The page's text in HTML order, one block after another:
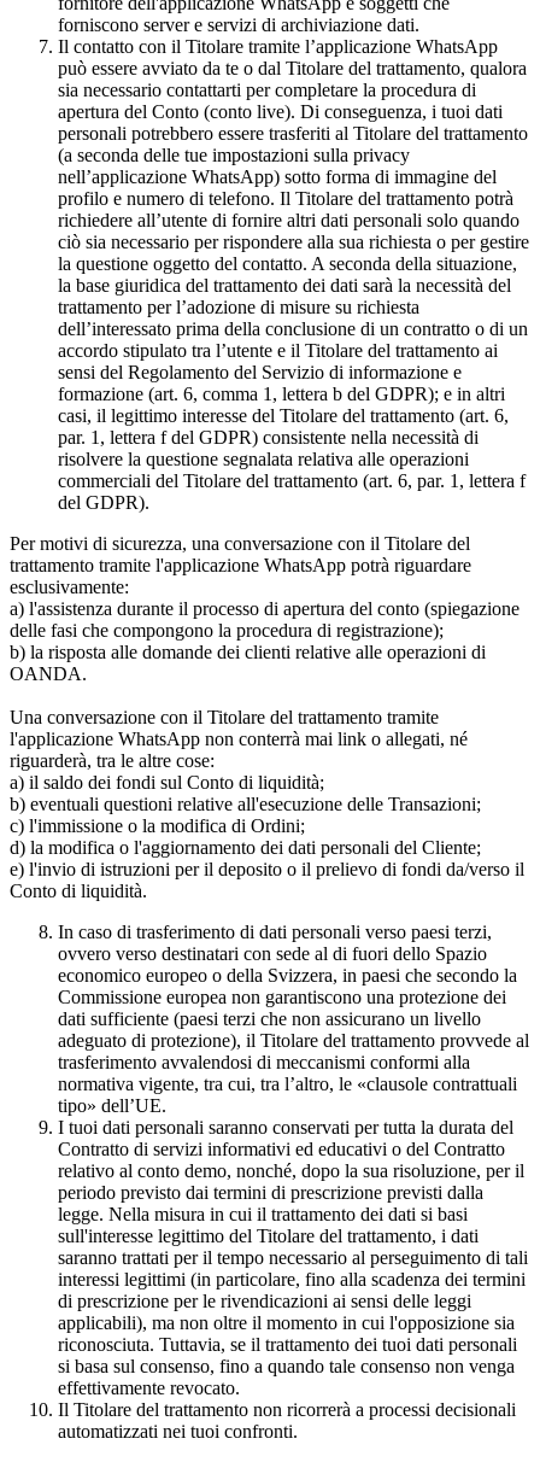
forniscono server e servizi di archiviazione dati.
Il contatto con il Titolare tramite l’applicazione WhatsApp
può essere avviato da te o dal Titolare del trattamento, qualora
sia necessario contattarti per completare la procedura di
apertura del Conto (conto live). Di conseguenza, i tuoi dati
personali potrebbero essere trasferiti al Titolare del trattamento
(a seconda delle tue impostazioni sulla privacy
nell’applicazione WhatsApp) sotto forma di immagine del
profilo e numero di telefono. Il Titolare del trattamento potrà
richiedere all’utente di fornire altri dati personali solo quando
ciò sia necessario per rispondere alla sua richiesta o per gestire
la questione oggetto del contatto. A seconda della situazione,
la base giuridica del trattamento dei dati sarà la necessità del
trattamento per l’adozione di misure su richiesta
dell’interessato prima della conclusione di un contratto o di un
accordo stipulato tra l’utente e il Titolare del trattamento ai
sensi del Regolamento del Servizio di informazione e
formazione (art. 6, comma 1, lettera b del GDPR); e in altri
casi, il legittimo interesse del Titolare del trattamento (art. 6,
par. 1, lettera f del GDPR) consistente nella necessità di
risolvere la questione segnalata relativa alle operazioni
commerciali del Titolare del trattamento (art. 6, par. 1, lettera f
del GDPR).
Per motivi di sicurezza, una conversazione con il Titolare del
trattamento tramite l'applicazione WhatsApp potrà riguardare
esclusivamente:
a) l'assistenza durante il processo di apertura del conto (spiegazione
delle fasi che compongono la procedura di registrazione);
b) la risposta alle domande dei clienti relative alle operazioni di
OANDA.
Una conversazione con il Titolare del trattamento tramite
l'applicazione WhatsApp non conterrà mai link o allegati, né
riguarderà, tra le altre cose:
a) il saldo dei fondi sul Conto di liquidità;
b) eventuali questioni relative all'esecuzione delle Transazioni;
c) l'immissione o la modifica di Ordini;
d) la modifica o l'aggiornamento dei dati personali del Cliente;
e) l'invio di istruzioni per il deposito o il prelievo di fondi da/verso il
Conto di liquidità.
In caso di trasferimento di dati personali verso paesi terzi,
ovvero verso destinatari con sede al di fuori dello Spazio
economico europeo o della Svizzera, in paesi che secondo la
Commissione europea non garantiscono una protezione dei
dati sufficiente (paesi terzi che non assicurano un livello
adeguato di protezione), il Titolare del trattamento provvede al
trasferimento avvalendosi di meccanismi conformi alla
normativa vigente, tra cui, tra l’altro, le «clausole contrattuali
tipo» dell’UE.
I tuoi dati personali saranno conservati per tutta la durata del
Contratto di servizi informativi ed educativi o del Contratto
relativo al conto demo, nonché, dopo la sua risoluzione, per il
periodo previsto dai termini di prescrizione previsti dalla
legge. Nella misura in cui il trattamento dei dati si basi
sull'interesse legittimo del Titolare del trattamento, i dati
saranno trattati per il tempo necessario al perseguimento di tali
interessi legittimi (in particolare, fino alla scadenza dei termini
di prescrizione per le rivendicazioni ai sensi delle leggi
applicabili), ma non oltre il momento in cui l'opposizione sia
riconosciuta. Tuttavia, se il trattamento dei tuoi dati personali
si basa sul consenso, fino a quando tale consenso non venga
effettivamente revocato.
Il Titolare del trattamento non ricorrerà a processi decisionali
automatizzati nei tuoi confronti.